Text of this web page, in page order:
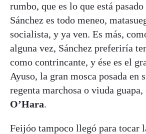
rumbo, que es lo que está pasado
Sánchez es todo meneo,
socialista, y ya ven. Es más,
alguna vez, Sánchez preferiría
como contrincante, y ése es el
Ayuso, la gran mosca posada en
regenta marchosa o viuda guapa,
O’Hara.
Feijóo tampoco llegó para tocar